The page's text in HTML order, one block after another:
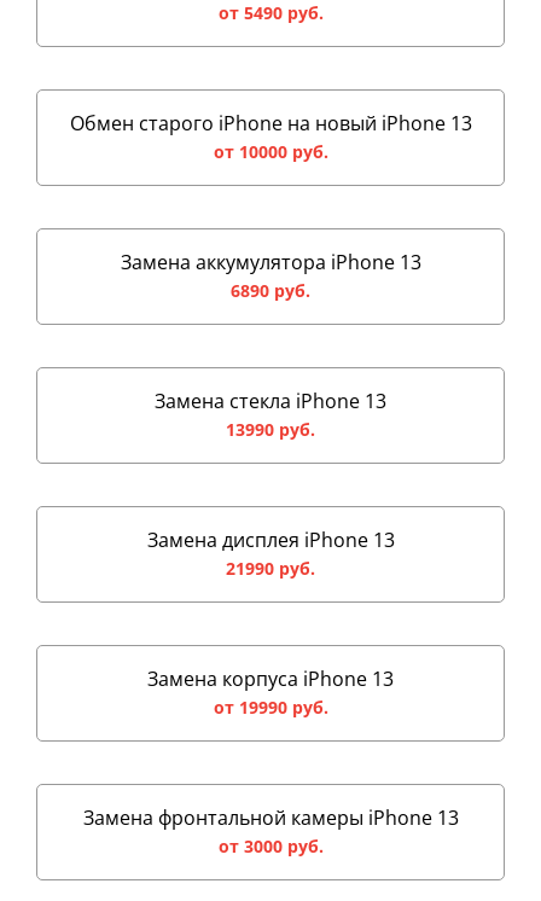
от 5490 руб.
Обмен старого iPhone на новый iPhone 13
от 10000 руб.
Замена аккумулятора iPhone 13
6890 руб.
Замена стекла iPhone 13
13990 руб.
Замена дисплея iPhone 13
21990 руб.
Замена корпуса iPhone 13
от 19990 руб.
Замена фронтальной камеры iPhone 13
от 3000 руб.